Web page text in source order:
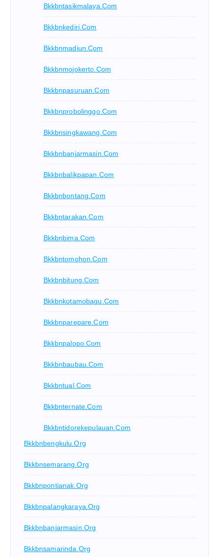
Bkkbntasikmalaya.com
Bkkbnkediri.com
Bkkbnmadiun.com
Bkkbnmojokerto.com
Bkkbnpasuruan.com
Bkkbnprobolinggo.com
Bkkbnsingkawang.com
Bkkbnbanjarmasin.com
Bkkbnbalikpapan.com
Bkkbnbontang.com
Bkkbntarakan.com
Bkkbnbima.com
Bkkbntomohon.com
Bkkbnbitung.com
Bkkbnkotamobagu.com
Bkkbnparepare.com
Bkkbnpalopo.com
Bkkbnbaubau.com
Bkkbntual.com
Bkkbnternate.com
Bkkbntidorekepulauan.com
Bkkbnbengkulu.org
Bkkbnsemarang.org
Bkkbnpontianak.org
Bkkbnpalangkaraya.org
Bkkbnbanjarmasin.org
Bkkbnsamarinda.org